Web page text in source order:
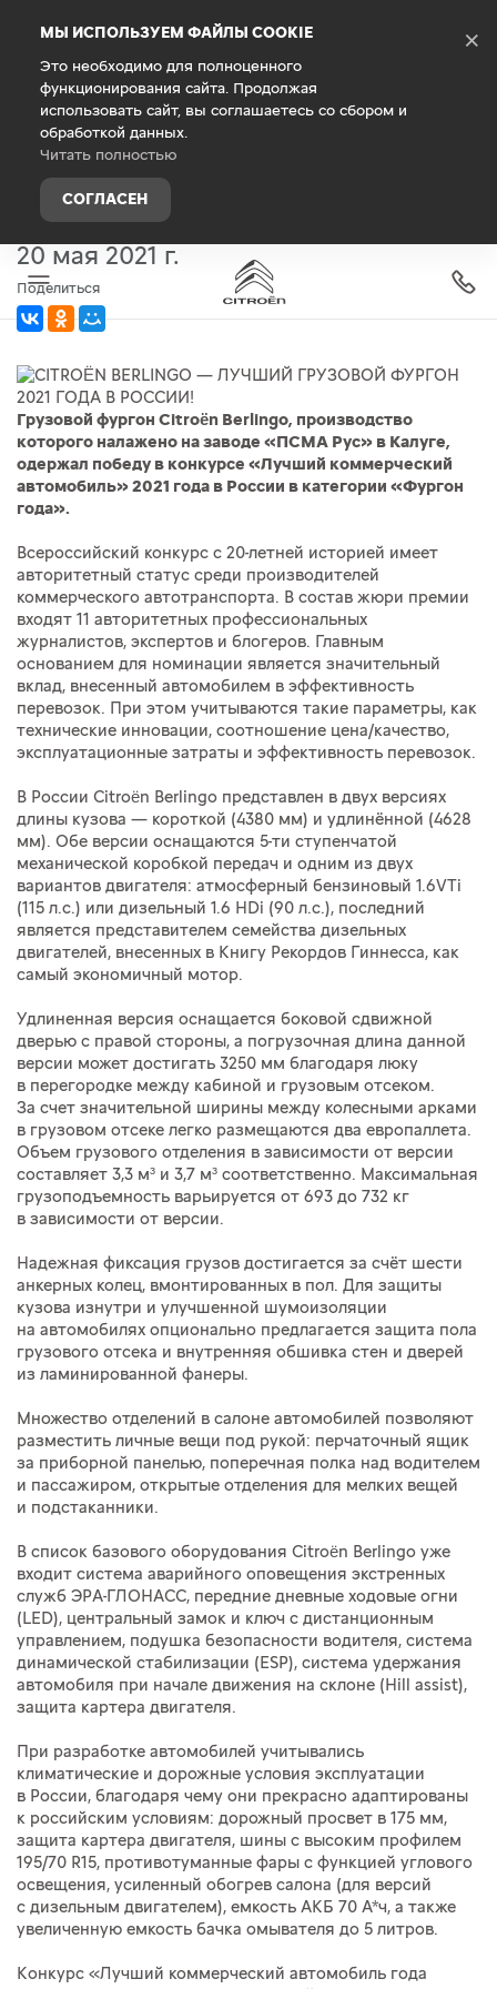
МЫ ИСПОЛЬЗУЕМ ФАЙЛЫ COOKIE
Это необходимо для полноценного
функционирования сайта. Продолжая
использовать сайт, вы соглашаетесь со сбором и
обработкой данных.
Читать полностью
СОГЛАСЕН
×
Главная О компании Новости
CITROËN BERLINGO — ЛУЧШИЙ
ГРУЗОВОЙ ФУРГОН 2021 ГОДА
В РОССИИ!
20 мая 2021 г.
Поделиться
Грузовой фургон Citroën Berlingo, производство
которого налажено на заводе «ПСМА Рус» в Калуге,
одержал победу в конкурсе «Лучший коммерческий
автомобиль» 2021 года в России в категории «Фургон
года».
Всероссийский конкурс с 20-летней историей имеет
авторитетный статус среди производителей
коммерческого автотранспорта. В состав жюри премии
входят 11 авторитетных профессиональных
журналистов, экспертов и блогеров. Главным
основанием для номинации является значительный
вклад, внесенный автомобилем в эффективность
перевозок. При этом учитываются такие параметры, как
технические инновации, соотношение цена/качество,
эксплуатационные затраты и эффективность перевозок.
В России Citroën Berlingo представлен в двух версиях
длины кузова — короткой (4380 мм) и удлинённой (4628
мм). Обе версии оснащаются 5-ти ступенчатой
механической коробкой передач и одним из двух
вариантов двигателя: атмосферный бензиновый 1.6VTi
(115 л.с.) или дизельный 1.6 HDi (90 л.с.), последний
является представителем семейства дизельных
двигателей, внесенных в Книгу Рекордов Гиннесса, как
самый экономичный мотор.
Удлиненная версия оснащается боковой сдвижной
дверью с правой стороны, а погрузочная длина данной
версии может достигать 3250 мм благодаря люку
в перегородке между кабиной и грузовым отсеком.
За счет значительной ширины между колесными арками
в грузовом отсеке легко размещаются два европаллета.
Объем грузового отделения в зависимости от версии
составляет 3,3 м³ и 3,7 м³ соответственно. Максимальная
грузоподъемность варьируется от 693 до 732 кг
в зависимости от версии.
Надежная фиксация грузов достигается за счёт шести
анкерных колец, вмонтированных в пол. Для защиты
кузова изнутри и улучшенной шумоизоляции
на автомобилях опционально предлагается защита пола
грузового отсека и внутренняя обшивка стен и дверей
из ламинированной фанеры.
Множество отделений в салоне автомобилей позволяют
разместить личные вещи под рукой: перчаточный ящик
за приборной панелью, поперечная полка над водителем
и пассажиром, открытые отделения для мелких вещей
и подстаканники.
В список базового оборудования Citroën Berlingo уже
входит система аварийного оповещения экстренных
служб ЭРА-ГЛОНАСС, передние дневные ходовые огни
(LED), центральный замок и ключ с дистанционным
управлением, подушка безопасности водителя, система
динамической стабилизации (ESP), система удержания
автомобиля при начале движения на склоне (Hill assist),
защита картера двигателя.
При разработке автомобилей учитывались
климатические и дорожные условия эксплуатации
в России, благодаря чему они прекрасно адаптированы
к российским условиям: дорожный просвет в 175 мм,
защита картера двигателя, шины с высоким профилем
195/70 R15, противотуманные фары с функцией углового
освещения, усиленный обогрев салона (для версий
с дизельным двигателем), емкость АКБ 70 А*ч, а также
увеличенную емкость бачка омывателя до 5 литров.
Конкурс «Лучший коммерческий автомобиль года